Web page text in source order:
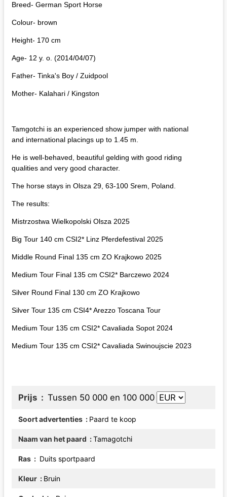
Breed- German Sport Horse
Colour- brown
Height- 170 cm
Age- 12 y. o. (2014/04/07)
Father- Tinka's Boy / Zuidpool
Mother- Kalahari / Kingston
Tamgotchi is an experienced show jumper with national
and international placings up to 1.45 m.
He is well-behaved, beautiful gelding with good riding
qualities and very good character.
The horse stays in Olsza 29, 63-100 Srem, Poland.
The results:
Mistrzostwa Wielkopolski Olsza 2025
Big Tour 140 cm CSI2* Linz Pferdefestival 2025
Middle Round Final 135 cm ZO Krajkowo 2025
Medium Tour Final 135 cm CSI2* Barczewo 2024
Silver Round Final 130 cm ZO Krajkowo
Silver Tour 135 cm CSI4* Arezzo Toscana Tour
Medium Tour 135 cm CSI2* Cavaliada Sopot 2024
Medium Tour 135 cm CSI2* Cavaliada Swinoujscie 2023
Prijs Tussen 50 000 en 100 000
Soort advertenties Paard te koop
Naam van het paard Tamagotchi
Ras Duits sportpaard
Kleur Bruin